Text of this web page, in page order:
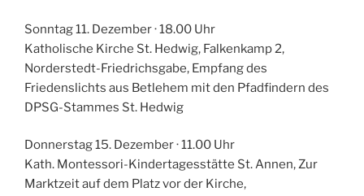
Sonntag 11. Dezember · 18.00 Uhr
Katholische Kirche St. Hedwig, Falkenkamp 2,
Norderstedt-Friedrichsgabe, Empfang des
Friedenslichts aus Betlehem mit den Pfadfindern des
DPSG-Stammes St. Hedwig
Donnerstag 15. Dezember · 11.00 Uhr
Kath. Montessori-Kindertagesstätte St. Annen, Zur
Marktzeit auf dem Platz vor der Kirche,